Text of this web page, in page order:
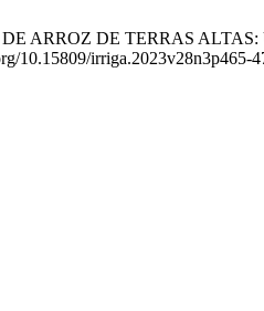
ARROZ DE TERRAS
10.15809/irriga.2023v28n3p465-